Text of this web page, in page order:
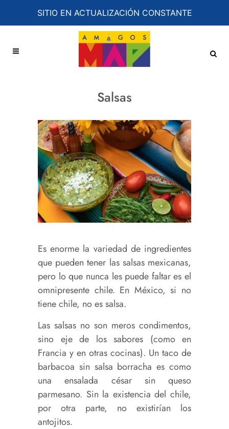
SITIO EN ACTUALIZACIÓN CONSTANTE
Salsas
Es enorme la variedad de ingredientes
que pueden tener las salsas mexicanas,
pero lo que nunca les puede faltar es el
omnipresente chile. En México, si no
tiene chile, no es salsa.
Las salsas no son meros condimentos,
sino eje de los sabores (como en
Francia y en otras cocinas). Un taco de
barbacoa sin salsa borracha es como
una ensalada césar sin queso
parmesano. Sin la existencia del chile,
por otra parte, no existirían los
antojitos.